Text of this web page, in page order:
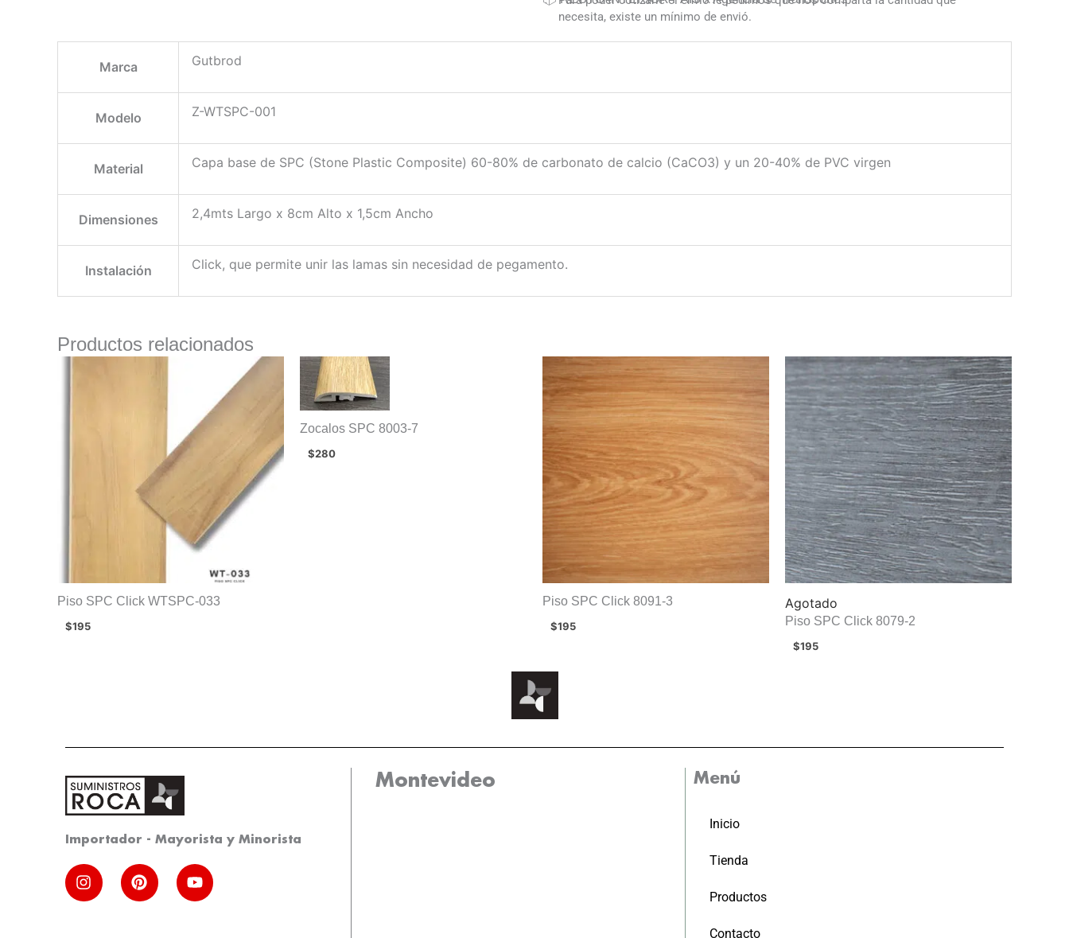
necesita, existe un mínimo de envió.
Marca Gutbrod
Modelo Z-WTSPC-001
Material Capa base de SPC (Stone Plastic Composite) 60-80% de carbonato de calcio (CaCO3) y un 20-40% de PVC virgen
Dimensiones 2,4mts Largo x 8cm Alto x 1,5cm Ancho
Instalación Click, que permite unir las lamas sin necesidad de pegamento.
Productos relacionados
Piso SPC Click WTSPC-033
$195
Zocalos SPC 8003-7
$280
Piso SPC Click 8091-3
$195
Agotado
Piso SPC Click 8079-2
$195
Importador - Mayorista y Minorista
I
n
s
P
i
n
Y
o
u
Montevideo Menú
Inicio
Tienda
Productos
Contacto